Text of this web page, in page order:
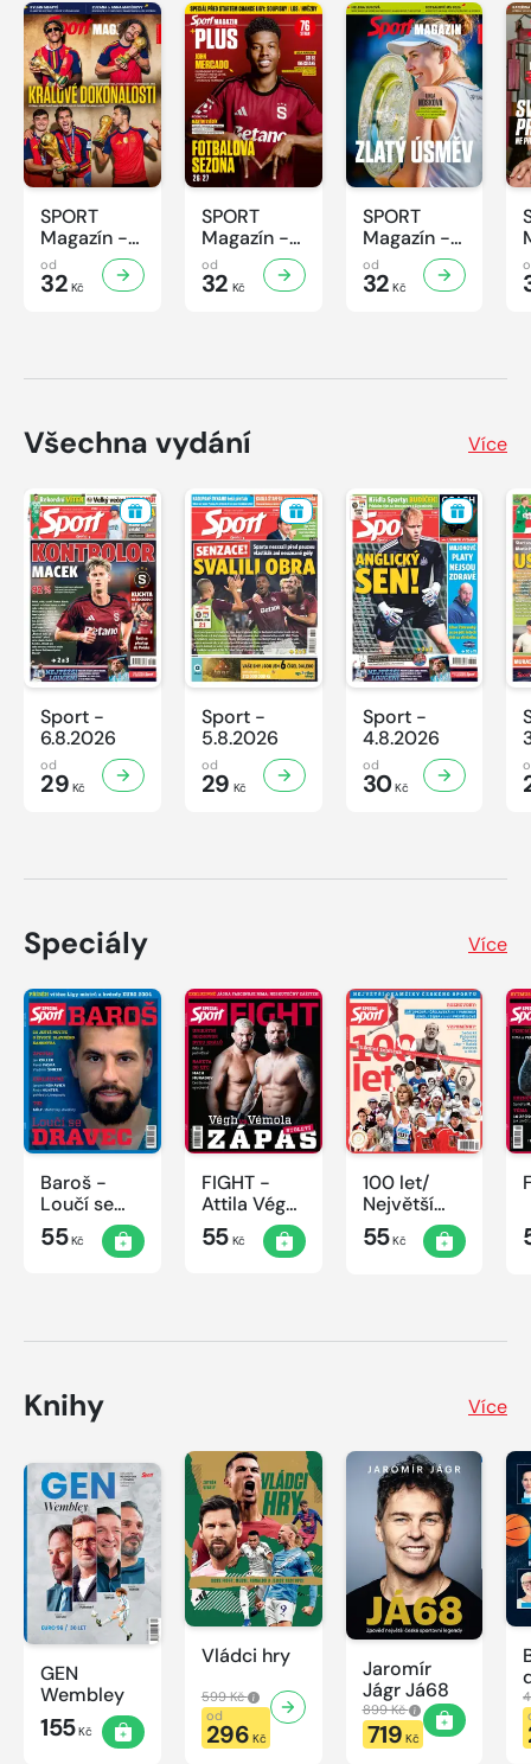
SPORT
Magazín -
31/2026
od
32 Kč
SPORT
Magazín -
30/2026
od
32 Kč
SPORT
Magazín -
29/2026
od
32 Kč
Všechna vydání Více
Sport -
6.8.2026
od
29 Kč
Sport -
5.8.2026
od
29 Kč
Sport -
4.8.2026
od
30Kč
Speciály Více
Baroš -
Loučí se
dravec
55Kč
FIGHT -
Attila Végh
vs. Karlos
Vémola
55Kč
100 let/
Největší
okamžiky
českého
55Kč
Knihy Více
GEN
Wembley
155Kč
Vládci hry
599 Kč
od
296 Kč
Jaromír
Jágr Já68
899 Kč
719 Kč